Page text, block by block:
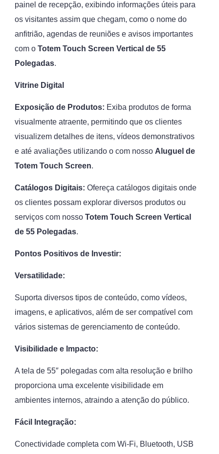
painel de recepção, exibindo informações úteis para
os visitantes assim que chegam, como o nome do
anfitrião, agendas de reuniões e avisos importantes
com o Totem Touch Screen Vertical de 55
Polegadas.
Vitrine Digital
Exposição de Produtos: Exiba produtos de forma
visualmente atraente, permitindo que os clientes
visualizem detalhes de itens, vídeos demonstrativos
e até avaliações utilizando o com nosso Aluguel de
Totem Touch Screen.
Catálogos Digitais: Ofereça catálogos digitais onde
os clientes possam explorar diversos produtos ou
serviços com nosso Totem Touch Screen Vertical
de 55 Polegadas.
Pontos Positivos de Investir:
Versatilidade:
Suporta diversos tipos de conteúdo, como vídeos,
imagens, e aplicativos, além de ser compatível com
vários sistemas de gerenciamento de conteúdo.
Visibilidade e Impacto:
A tela de 55″ polegadas com alta resolução e brilho
proporciona uma excelente visibilidade em
ambientes internos, atraindo a atenção do público.
Fácil Integração:
Conectividade completa com Wi-Fi, Bluetooth, USB